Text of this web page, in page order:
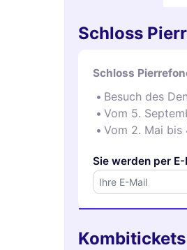
Schloss
Schloss
Besuch des
Vom 5.
Vom 2. Mai bis
Sie werden per
Kombitickets